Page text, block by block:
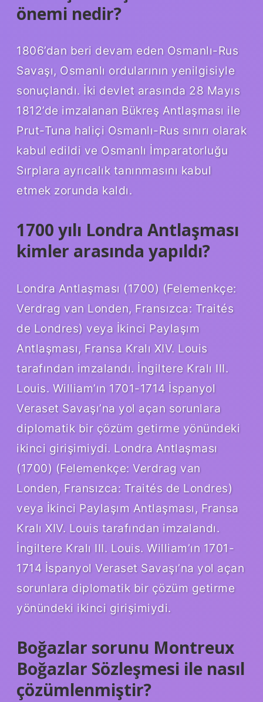
önemi nedir?
1806’dan beri devam eden Osmanlı-Rus
Savaşı, Osmanlı ordularının yenilgisiyle
sonuçlandı. İki devlet arasında 28 Mayıs
1812’de imzalanan Bükreş Antlaşması ile
Prut-Tuna haliçi Osmanlı-Rus sınırı olarak
kabul edildi ve Osmanlı İmparatorluğu
Sırplara ayrıcalık tanınmasını kabul
etmek zorunda kaldı.
1700 yılı Londra Antlaşması
kimler arasında yapıldı?
Londra Antlaşması (1700) (Felemenkçe:
Verdrag van Londen, Fransızca: Traités
de Londres) veya İkinci Paylaşım
Antlaşması, Fransa Kralı XIV. Louis
tarafından imzalandı. İngiltere Kralı III.
Louis. William’ın 1701-1714 İspanyol
Veraset Savaşı’na yol açan sorunlara
diplomatik bir çözüm getirme yönündeki
ikinci girişimiydi. Londra Antlaşması
(1700) (Felemenkçe: Verdrag van
Londen, Fransızca: Traités de Londres)
veya İkinci Paylaşım Antlaşması, Fransa
Kralı XIV. Louis tarafından imzalandı.
İngiltere Kralı III. Louis. William’ın 1701-
1714 İspanyol Veraset Savaşı’na yol açan
sorunlara diplomatik bir çözüm getirme
yönündeki ikinci girişimiydi.
Boğazlar sorunu Montreux
Boğazlar Sözleşmesi ile nasıl
çözümlenmiştir?